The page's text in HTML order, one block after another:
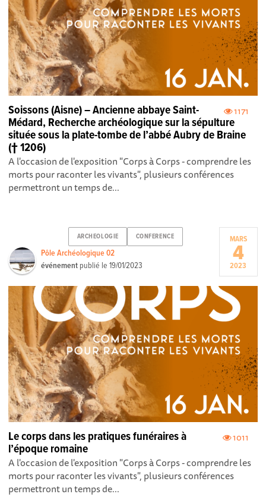
1171
Soissons (Aisne) – Ancienne abbaye Saint-
Médard, Recherche archéologique sur la sépulture
située sous la plate-tombe de l’abbé Aubry de Braine
(† 1206)
A l'occasion de l'exposition "Corps à Corps - comprendre les
morts pour raconter les vivants", plusieurs conférences
permettront un temps de...
ARCHEOLOGIE CONFERENCE
Pôle Archéologique 02
événement publié le19/01/2023
MARS
4
2023
1011
Le corps dans les pratiques funéraires à
l’époque romaine
A l'occasion de l'exposition "Corps à Corps - comprendre les
morts pour raconter les vivants", plusieurs conférences
permettront un temps de...